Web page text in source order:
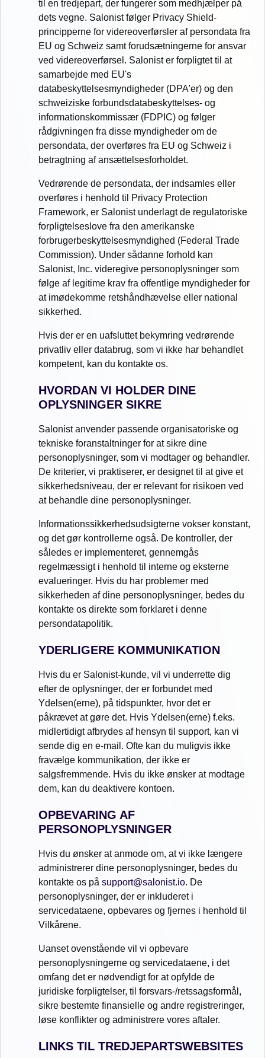
til en tredjepart, der fungerer som medhjælper på
dets vegne. Salonist følger Privacy Shield-
principperne for videreoverførsler af persondata fra
EU og Schweiz samt forudsætningerne for ansvar
ved videreoverførsel. Salonist er forpligtet til at
samarbejde med EU's
databeskyttelsesmyndigheder (DPA'er) og den
schweiziske forbundsdatabeskyttelses- og
informationskommissær (FDPIC) og følger
rådgivningen fra disse myndigheder om de
persondata, der overføres fra EU og Schweiz i
betragtning af ansættelsesforholdet.
Vedrørende de persondata, der indsamles eller
overføres i henhold til Privacy Protection
Framework, er Salonist underlagt de regulatoriske
forpligtelseslove fra den amerikanske
forbrugerbeskyttelsesmyndighed (Federal Trade
Commission). Under sådanne forhold kan
Salonist, Inc. videregive personoplysninger som
følge af legitime krav fra offentlige myndigheder for
at imødekomme retshåndhævelse eller national
sikkerhed.
Hvis der er en uafsluttet bekymring vedrørende
privatliv eller databrug, som vi ikke har behandlet
kompetent, kan du kontakte os.
HVORDAN VI HOLDER DINE
OPLYSNINGER SIKRE
Salonist anvender passende organisatoriske og
tekniske foranstaltninger for at sikre dine
personoplysninger, som vi modtager og behandler.
De kriterier, vi praktiserer, er designet til at give et
sikkerhedsniveau, der er relevant for risikoen ved
at behandle dine personoplysninger.
Informationssikkerhedsudsigterne vokser konstant,
og det gør kontrollerne også. De kontroller, der
således er implementeret, gennemgås
regelmæssigt i henhold til interne og eksterne
evalueringer. Hvis du har problemer med
sikkerheden af dine personoplysninger, bedes du
kontakte os direkte som forklaret i denne
persondatapolitik.
YDERLIGERE KOMMUNIKATION
Hvis du er Salonist-kunde, vil vi underrette dig
efter de oplysninger, der er forbundet med
Ydelsen(erne), på tidspunkter, hvor det er
påkrævet at gøre det. Hvis Ydelsen(erne) f.eks.
midlertidigt afbrydes af hensyn til support, kan vi
sende dig en e-mail. Ofte kan du muligvis ikke
fravælge kommunikation, der ikke er
salgsfremmende. Hvis du ikke ønsker at modtage
dem, kan du deaktivere kontoen.
OPBEVARING AF
PERSONOPLYSNINGER
Hvis du ønsker at anmode om, at vi ikke længere
administrerer dine personoplysninger, bedes du
kontakte os på support@salonist.io. De
personoplysninger, der er inkluderet i
servicedataene, opbevares og fjernes i henhold til
Vilkårene.
Uanset ovenstående vil vi opbevare
personoplysningerne og servicedataene, i det
omfang det er nødvendigt for at opfylde de
juridiske forpligtelser, til forsvars-/retssagsformål,
sikre bestemte finansielle og andre registreringer,
løse konflikter og administrere vores aftaler.
LINKS TIL TREDJEPARTSWEBSITES